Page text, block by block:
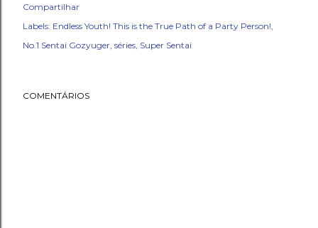
Compartilhar
Labels: Endless Youth! This is the True Path of a Party Person!
No.1 Sentai Gozyuger séries Super Sentai
COMENTÁRIOS